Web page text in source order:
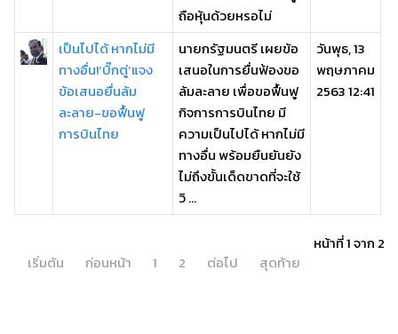
ถือหุ้นด้วยหรอไม่
เป็นไปได้ หากไม่มี
ทางอื่น!‘บิ๊กตู่’แจง
ข้อเสนอยื่นล้ม
ละลาย-ขอฟื้นฟู
การบินไทย
นายกรัฐมนตรี เผยข้อ
เสนอในการยื่นฟ้องขอ
ล้มละลาย เพื่อขอฟื้นฟู
กิจการการบินไทย มี
ความเป็นไปได้ หากไม่มี
ทางอื่น พร้อมยืนยันยัง
ไม่ถึงขั้นเด็ดขาดที่จะใช้
วิ ...
วันพุธ, 13
พฤษภาคม
2563 12:41
หน้าที่ 1 จาก 2
เริ่มต้น
ก่อนหน้า 1 2 ต่อไป สุดท้าย